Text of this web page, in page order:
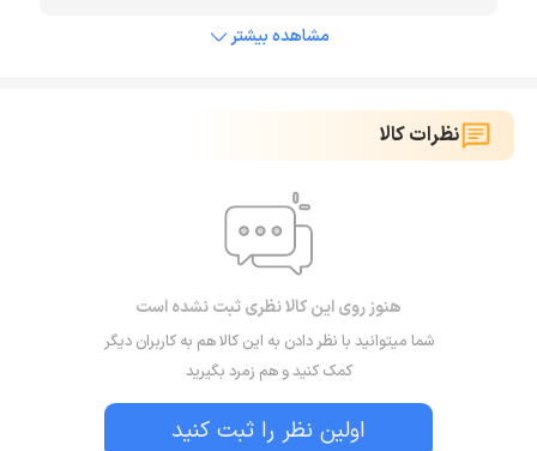
مشاهده بیشتر
نظرات کالا
هنوز روی این کالا نظری ثبت نشده است
شما میتوانید با نظر دادن به این کالا هم به کاربران دیگر
کمک کنید و هم زمرد بگیرید
اولین نظر را ثبت کنید